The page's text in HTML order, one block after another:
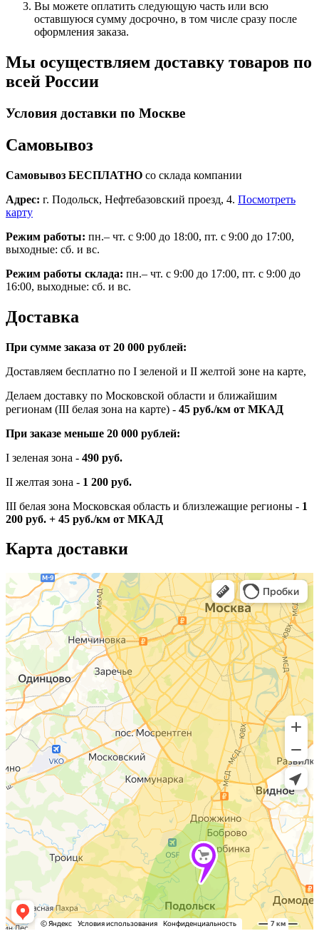
Вы можете оплатить следующую часть или всю
оставшуюся сумму досрочно, в том числе сразу после
оформления заказа.
Мы осуществляем доставку товаров по
всей России
Условия доставки по Москве
Самовывоз
Самовывоз БЕСПЛАТНО со склада компании
Адрес: г. Подольск, Нефтебазовский проезд, 4. Посмотреть
карту
Режим работы: пн.– чт. с 9:00 до 18:00, пт. с 9:00 до 17:00,
выходные: сб. и вс.
Режим работы склада: пн.– чт. с 9:00 до 17:00, пт. с 9:00 до
16:00, выходные: сб. и вс.
Доставка
При сумме заказа от 20 000 рублей:
Доставляем бесплатно по I зеленой и II желтой зоне на карте,
Делаем доставку по Московской области и ближайшим
регионам (III белая зона на карте) - 45 руб./км от МКАД
При заказе меньше 20 000 рублей:
I зеленая зона - 490 руб.
II желтая зона - 1 200 руб.
III белая зона Московская область и близлежащие регионы - 1
200 руб. + 45 руб./км от МКАД
Карта доставки